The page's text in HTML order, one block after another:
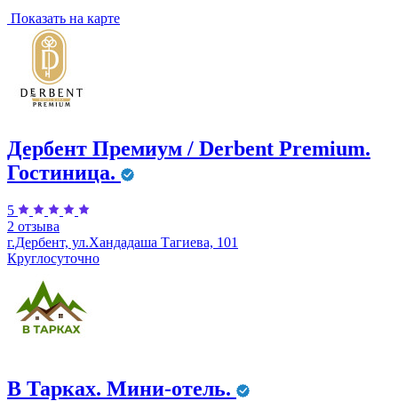
Показать на карте
Дербент Премиум / Derbent Premium.
Гостиница.
5
2 отзыва
г.Дербент, ул.​Хандадаша Тагиева, 101
Круглосуточно
В Тарках. Мини-отель.